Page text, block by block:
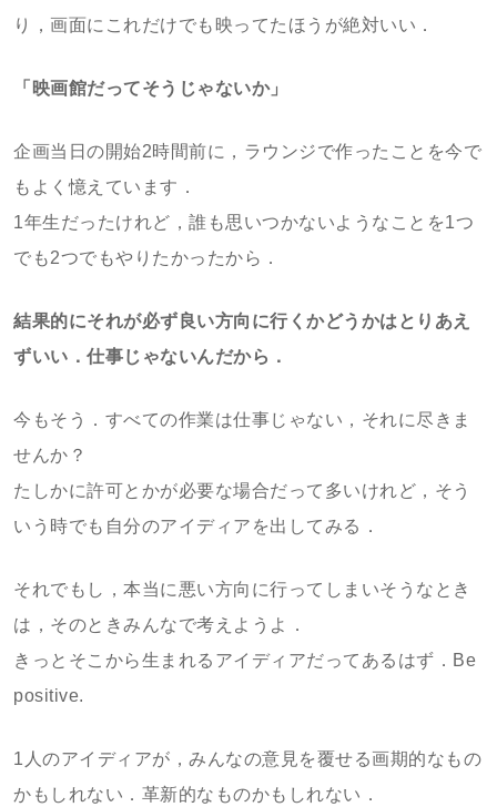
り，画面にこれだけでも映ってたほうが絶対いい．
「映画館だってそうじゃないか」
企画当日の開始2時間前に，ラウンジで作ったことを今で
もよく憶えています．
1年生だったけれど，誰も思いつかないようなことを1つ
でも2つでもやりたかったから．
結果的にそれが必ず良い方向に行くかどうかはとりあえ
ずいい．仕事じゃないんだから．
今もそう．すべての作業は仕事じゃない，それに尽きま
せんか？
たしかに許可とかが必要な場合だって多いけれど，そう
いう時でも自分のアイディアを出してみる．
それでもし，本当に悪い方向に行ってしまいそうなとき
は，そのときみんなで考えようよ．
きっとそこから生まれるアイディアだってあるはず．Be
positive.
1人のアイディアが，みんなの意見を覆せる画期的なもの
かもしれない．革新的なものかもしれない．